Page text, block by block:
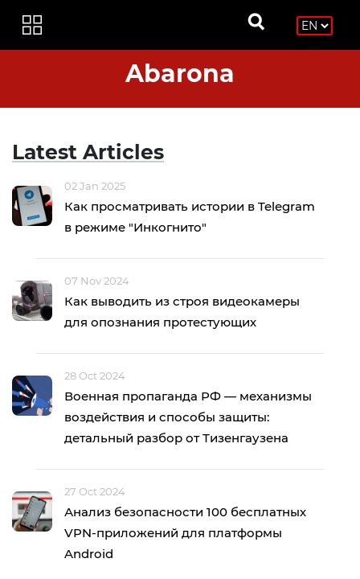
Abarona
Latest Articles
02 Jan 2025
Как просматривать истории в Telegram
в режиме "Инкогнито"
07 Nov 2024
Как выводить из строя видеокамеры
для опознания протестующих
28 Oct 2024
Военная пропаганда РФ — механизмы
воздействия и способы защиты:
детальный разбор от Тизенгаузена
27 Oct 2024
Анализ безопасности 100 бесплатных
VPN-приложений для платформы
Android